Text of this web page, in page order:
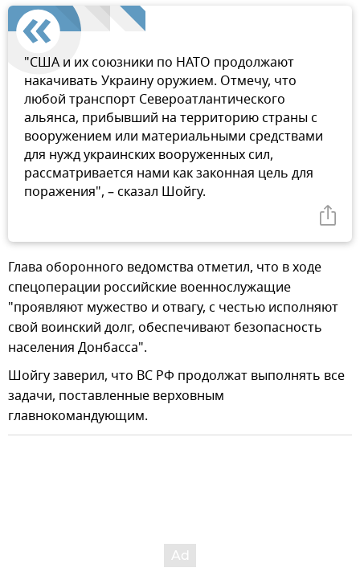
"США и их союзники по НАТО продолжают
накачивать Украину оружием. Отмечу, что
любой транспорт Североатлантического
альянса, прибывший на территорию страны с
вооружением или материальными средствами
для нужд украинских вооруженных сил,
рассматривается нами как законная цель для
поражения", – сказал Шойгу.
Глава оборонного ведомства отметил, что в ходе
спецоперации российские военнослужащие
"проявляют мужество и отвагу, с честью исполняют
свой воинский долг, обеспечивают безопасность
населения Донбасса".
Шойгу заверил, что ВС РФ продолжат выполнять все
задачи, поставленные верховным
главнокомандующим.